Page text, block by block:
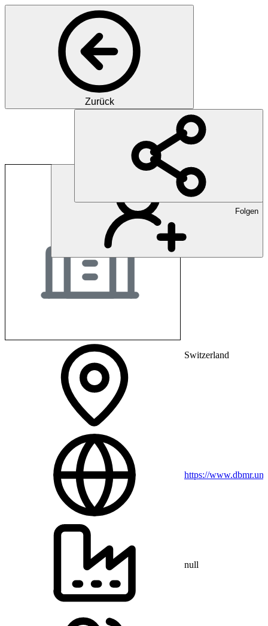
Zurück
Folgen
Department for
Switzerland
https://
null